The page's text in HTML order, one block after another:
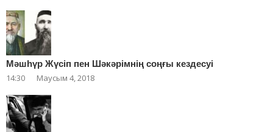
Мәшһүр Жүсіп пен Шәкәрімнің соңғы кездесуі
14:30 Маусым 4, 2018